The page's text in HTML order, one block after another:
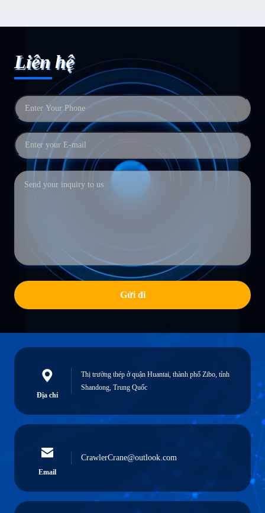
Liên hệ
Gửi đi
Địa chỉ
Thị trường thép ở quận Huantai, thành phố Zibo, tỉnh
Shandong, Trung Quốc
Email
CrawlerCrane@outlook.com